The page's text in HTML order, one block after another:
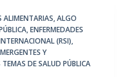
ALIMENTARIAS,ALGO
,ENFERMEDADES
(RSI),
Y
TEMAS DE SALUD PÚBLICA